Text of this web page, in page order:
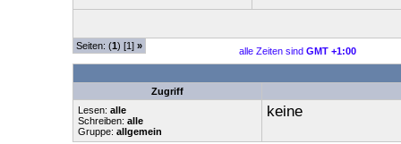
Seiten: (1) [1] » alle Zeiten sind GMT +1:00
Zugriff
Lesen: alle
Schreiben: alle
Gruppe: allgemein
keine